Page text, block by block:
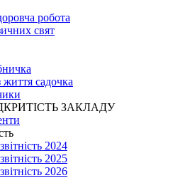
робота
свят
садочка
ЗАКЛАДУ
2024
2025
2026